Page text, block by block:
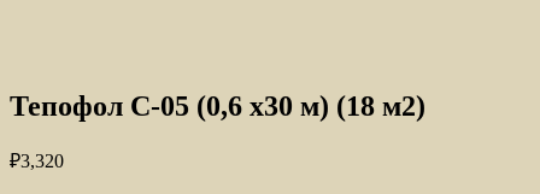
Тепофол С-05 (0,6 х30 м) (18 м2)
₽3,320